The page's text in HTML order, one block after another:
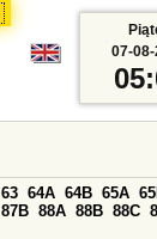
63 64A 64B 65A
87B 88A 88B 88C
07-